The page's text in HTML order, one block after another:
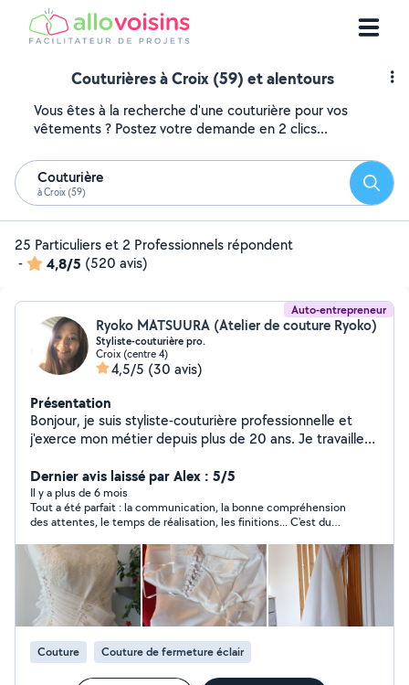
Couturières à Croix (59) et alentours
Vous êtes à la recherche d'une couturière pour vos
vêtements ? Postez votre demande en 2 clics...
Couturière
à Croix (59)
25 Particuliers et 2 Professionnels répondent
-
4,8/5 (520 avis)
Auto-entrepreneur
Ryoko MATSUURA (Atelier de couture Ryoko)
Styliste-couturière pro.
Croix (centre 4)
4,5/5 (30 avis)
Présentation
Bonjour, je suis styliste-couturière professionnelle et
j'exerce mon métier depuis plus de 20 ans. Je travaille
en week-end. Le déplacement et le devis sont gratuits,
n'hésitez pas à me contacter si vous avez des questions
! Merci de sélectionner la catégorie Couture lorsque
vous m'envoyez une demandes privée. Sinon je ne peux
pas vous répondre !
Dernier avis laissé par Alex : 5/5
Il y a plus de 6 mois
Tout a été parfait : la communication, la bonne compréhension
des attentes, le temps de réalisation, les finitions... C'est du
pas à refaire appel à Ryoko pour d'autres besoins. Je vous
recommande vivement Ryoko !
Couture Couture de fermeture éclair